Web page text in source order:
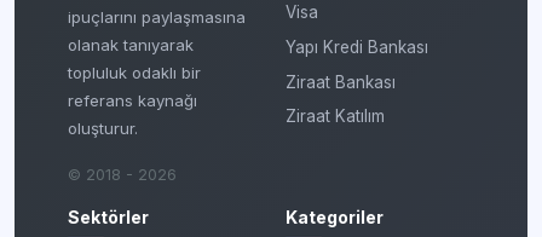
ipuçlarını paylaşmasına
olanak tanıyarak
topluluk odaklı bir
referans kaynağı
oluşturur.
© 2018 - 2026
Visa
Yapı Kredi Bankası
Ziraat Bankası
Ziraat Katılım
Sektörler Kategoriler